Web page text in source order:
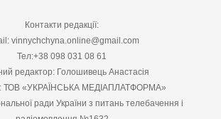
Контакти редакції:
vinnychchyna.online@gmail.com
Тел:+38 098 031 08 61
редактор: Голошивець Анастасія
ТОВ «УКРАЇНСЬКА МЕДІАПЛАТФОРМА»
ради України з питань телебачення і